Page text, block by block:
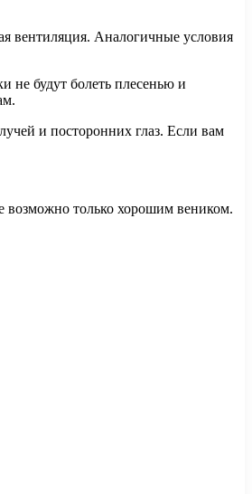
вентиляция. Аналогичные условия
не будут болеть плесенью и
и посторонних глаз. Если вам
возможно только хорошим веником.